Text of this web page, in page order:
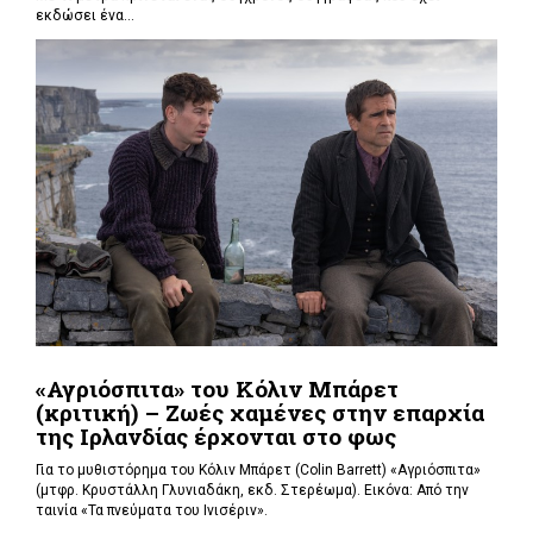
εκδώσει ένα...
«Αγριόσπιτα» του Κόλιν Μπάρετ
(κριτική) – Ζωές χαμένες στην επαρχία
της Ιρλανδίας έρχονται στο φως
Για το μυθιστόρημα του Κόλιν Μπάρετ (Colin Barrett) «Αγριόσπιτα»
(μτφρ. Κρυστάλλη Γλυνιαδάκη, εκδ. Στερέωμα). Εικόνα: Από την
ταινία «Τα πνεύματα του Ινισέριν».